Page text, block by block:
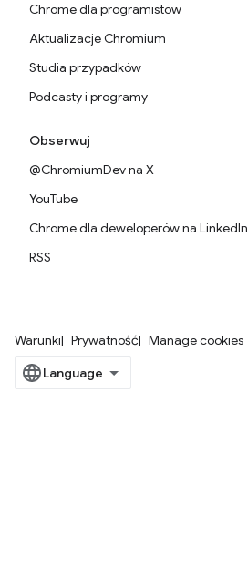
Chrome dla programistów
Aktualizacje Chromium
Studia przypadków
Podcasty i programy
Obserwuj
@ChromiumDev na X
YouTube
Chrome dla deweloperów na LinkedIn
RSS
Warunki Prywatność Manage cookies